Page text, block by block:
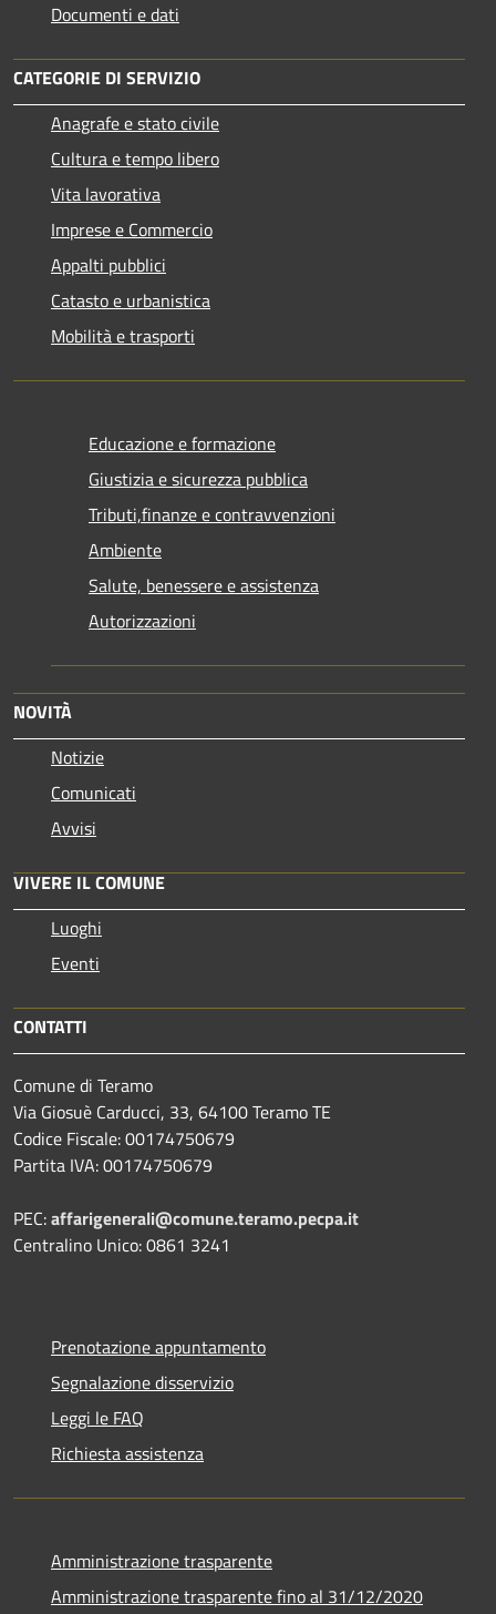
Documenti e dati
CATEGORIE DI SERVIZIO
Anagrafe e stato civile
Cultura e tempo libero
Vita lavorativa
Imprese e Commercio
Appalti pubblici
Catasto e urbanistica
Mobilità e trasporti
Educazione e formazione
Giustizia e sicurezza pubblica
Tributi,finanze e contravvenzioni
Ambiente
Salute, benessere e assistenza
Autorizzazioni
NOVITÀ
Notizie
Comunicati
Avvisi
VIVERE IL COMUNE
Luoghi
Eventi
CONTATTI
Comune di Teramo
Via Giosuè Carducci, 33, 64100 Teramo TE
Codice Fiscale: 00174750679
Partita IVA: 00174750679
PEC:affarigenerali@comune.teramo.pecpa.it
Centralino Unico: 0861 3241
Prenotazione appuntamento
Segnalazione disservizio
Leggi le FAQ
Richiesta assistenza
Amministrazione trasparente
Amministrazione trasparente fino al 31/12/2020